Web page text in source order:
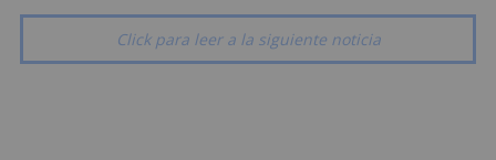
Click para leer a la siguiente noticia